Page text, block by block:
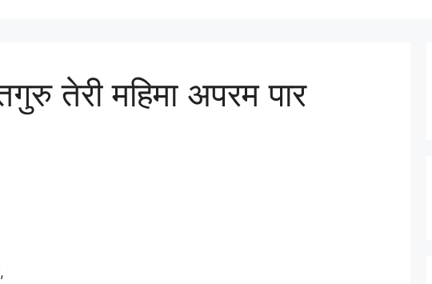
तेरी महिमा अपरम पार